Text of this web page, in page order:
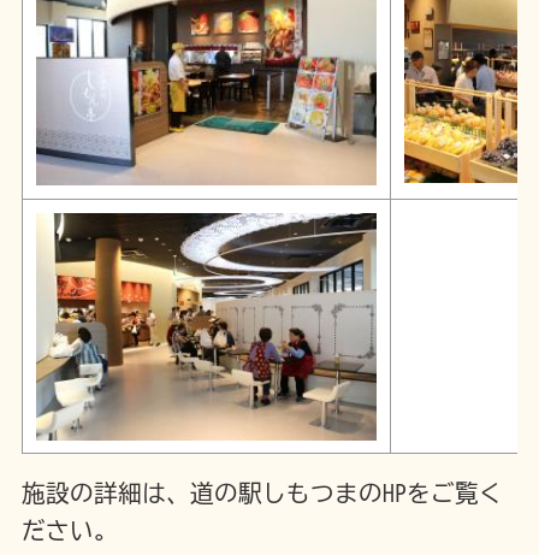
施設の詳細は、道の駅しもつまのHPをご覧く
ださい。